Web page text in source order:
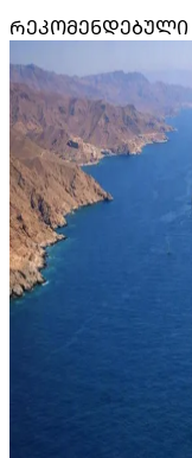
ᲠᲔᲙᲝᲛᲔᲜᲓᲔᲑᲣᲚᲘ